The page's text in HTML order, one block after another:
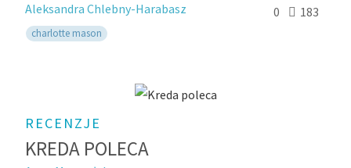
Aleksandra Chlebny-Harabasz 0 183
charlotte mason
RECENZJE
KREDA POLECA